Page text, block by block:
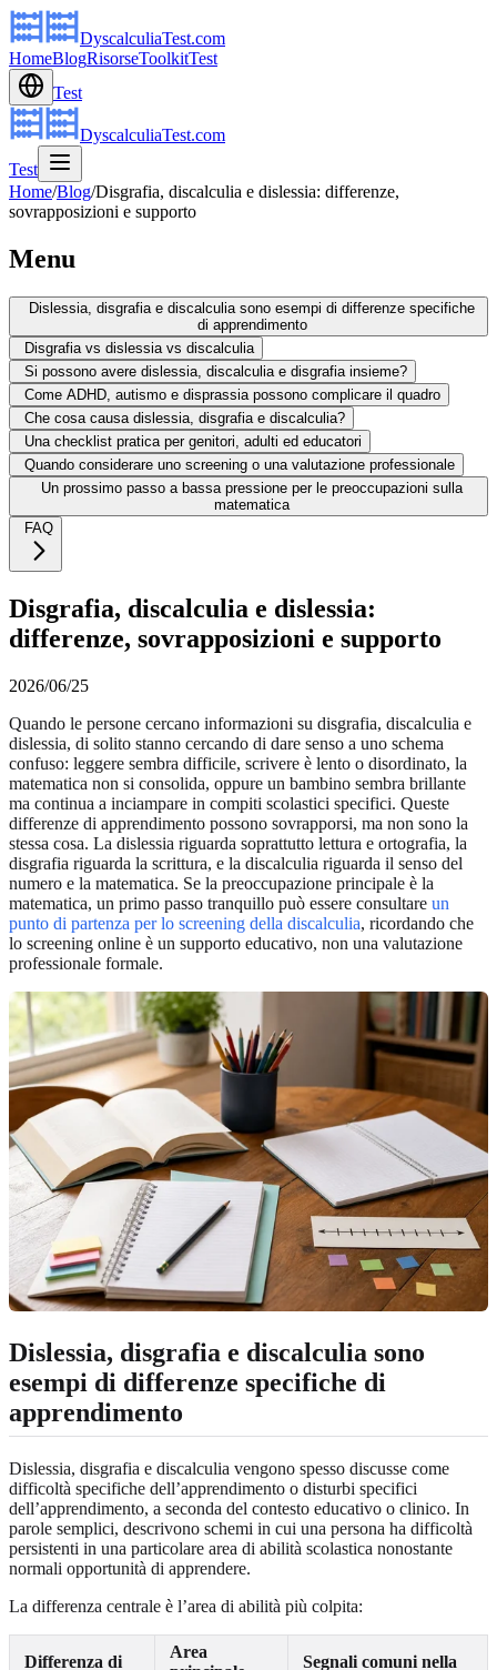
DyscalculiaTest.com
HomeBlogRisorseToolkitTest
Test
DyscalculiaTest.com
Test
Home/Blog/Disgrafia, discalculia e dislessia: differenze,
sovrapposizioni e supporto
Menu
Dislessia, disgrafia e discalculia sono esempi di differenze specifiche
di apprendimento
Disgrafia vs dislessia vs discalculia
Si possono avere dislessia, discalculia e disgrafia insieme?
Come ADHD, autismo e disprassia possono complicare il quadro
Che cosa causa dislessia, disgrafia e discalculia?
Una checklist pratica per genitori, adulti ed educatori
Quando considerare uno screening o una valutazione professionale
Un prossimo passo a bassa pressione per le preoccupazioni sulla
matematica
FAQ
Disgrafia, discalculia e dislessia:
differenze, sovrapposizioni e supporto
2026/06/25
Quando le persone cercano informazioni su disgrafia, discalculia e
dislessia, di solito stanno cercando di dare senso a uno schema
confuso: leggere sembra difficile, scrivere è lento o disordinato, la
matematica non si consolida, oppure un bambino sembra brillante
ma continua a inciampare in compiti scolastici specifici. Queste
differenze di apprendimento possono sovrapporsi, ma non sono la
stessa cosa. La dislessia riguarda soprattutto lettura e ortografia, la
disgrafia riguarda la scrittura, e la discalculia riguarda il senso del
numero e la matematica. Se la preoccupazione principale è la
matematica, un primo passo tranquillo può essere consultare un
punto di partenza per lo screening della discalculia, ricordando che
lo screening online è un supporto educativo, non una valutazione
professionale formale.
Dislessia, disgrafia e discalculia sono
esempi di differenze specifiche di
apprendimento
Dislessia, disgrafia e discalculia vengono spesso discusse come
difficoltà specifiche dell’apprendimento o disturbi specifici
dell’apprendimento, a seconda del contesto educativo o clinico. In
parole semplici, descrivono schemi in cui una persona ha difficoltà
persistenti in una particolare area di abilità scolastica nonostante
normali opportunità di apprendere.
La differenza centrale è l’area di abilità più colpita:
Differenza di
Area
Segnali comuni nella